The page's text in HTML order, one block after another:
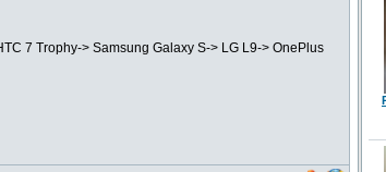
7 Trophy-> Samsung Galaxy S-> LG L9-> OnePlus